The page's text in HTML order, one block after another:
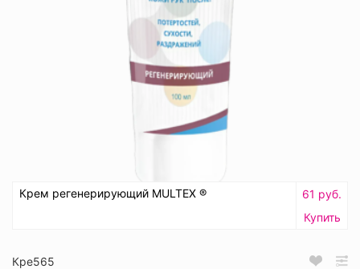
Крем регенерирующий MULTEX ®
61 руб.
Купить
Кре565